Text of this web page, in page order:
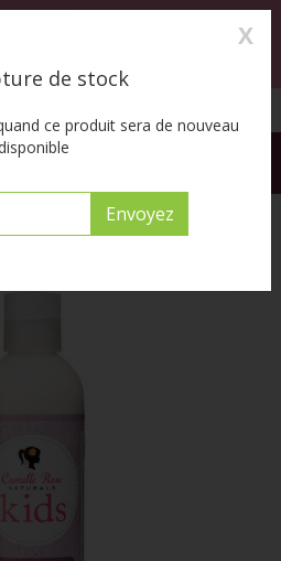
0
CANADA on orders of $55 or more
Glaze Mandarin Leave-In
de stock
ce produit sera de nouveau
X